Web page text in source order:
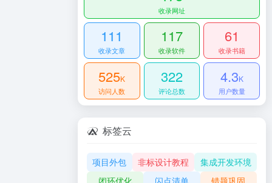
收录网址
111
收录文章
117
收录软件
61
收录书籍
525K
访问人数
322
评论总数
4.3K
用户数量
标签云
项目外包 非标设计教程
集成开发环境
闭环优化
闪点清单
错题巩固